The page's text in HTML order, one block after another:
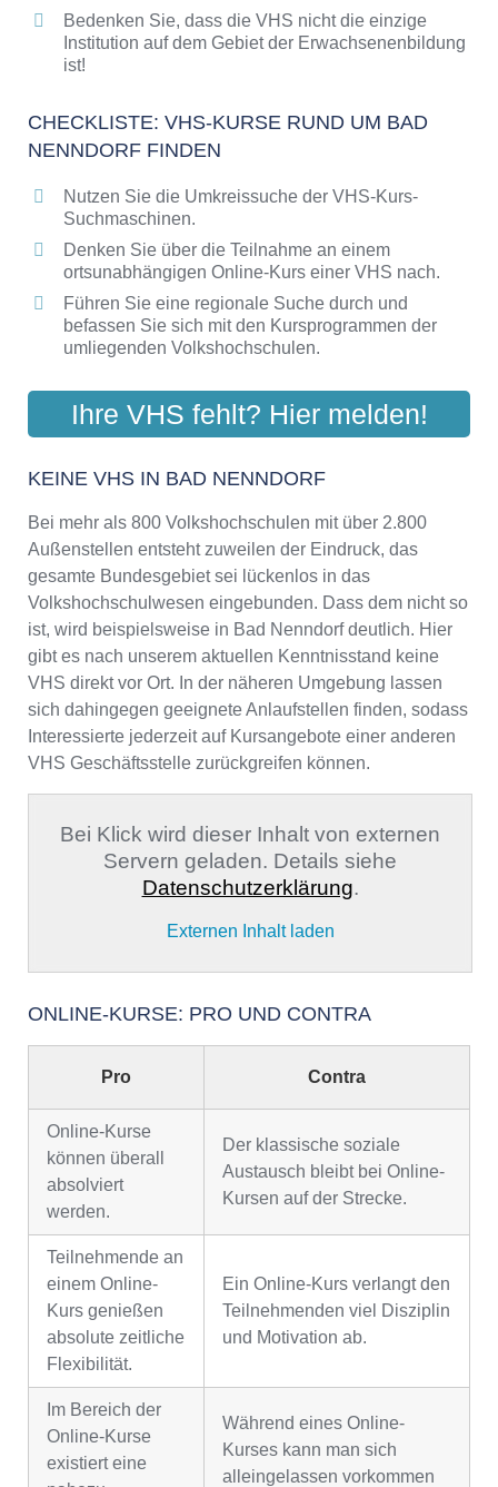
Bedenken Sie, dass die VHS nicht die einzige
Institution auf dem Gebiet der Erwachsenenbildung
ist!
CHECKLISTE: VHS-KURSE RUND UM BAD
NENNDORF FINDEN
Nutzen Sie die Umkreissuche der VHS-Kurs-
Suchmaschinen.
Denken Sie über die Teilnahme an einem
ortsunabhängigen Online-Kurs einer VHS nach.
Führen Sie eine regionale Suche durch und
befassen Sie sich mit den Kursprogrammen der
umliegenden Volkshochschulen.
Ihre VHS fehlt? Hier melden!
KEINE VHS IN BAD NENNDORF
Bei mehr als 800 Volkshochschulen mit über 2.800
Außenstellen entsteht zuweilen der Eindruck, das
gesamte Bundesgebiet sei lückenlos in das
Volkshochschulwesen eingebunden. Dass dem nicht so
ist, wird beispielsweise in Bad Nenndorf deutlich. Hier
gibt es nach unserem aktuellen Kenntnisstand keine
VHS direkt vor Ort. In der näheren Umgebung lassen
sich dahingegen geeignete Anlaufstellen finden, sodass
Interessierte jederzeit auf Kursangebote einer anderen
VHS Geschäftsstelle zurückgreifen können.
Bei Klick wird dieser Inhalt von externen
Servern geladen. Details siehe
Datenschutzerklärung.
Externen Inhalt laden
ONLINE-KURSE: PRO UND CONTRA
Pro Contra
Online-Kurse
können überall
absolviert
werden.
Der klassische soziale
Austausch bleibt bei Online-
Kursen auf der Strecke.
Teilnehmende an
einem Online-
Kurs genießen
absolute zeitliche
Flexibilität.
Ein Online-Kurs verlangt den
Teilnehmenden viel Disziplin
und Motivation ab.
Im Bereich der
Online-Kurse
existiert eine
Während eines Online-
Kurses kann man sich
alleingelassen vorkommen